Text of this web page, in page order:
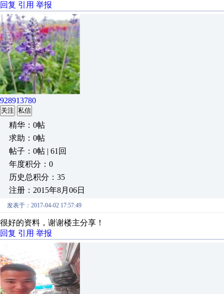
回复 引用 举报
928913780
关注 私信
精华：0帖
求助：0帖
帖子：0帖 | 61回
年度积分：0
历史总积分：35
注册：2015年8月06日
发表于：2017-04-02 17:57:49
很好的资料，谢谢楼主分享！
回复 引用 举报